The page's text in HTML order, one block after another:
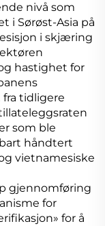
nivå som
i Sørøst-Asia på
i skjæring
hastighet for
tidligere
som ble
håndtert
vietnamesiske
gjennomføring
for
for å